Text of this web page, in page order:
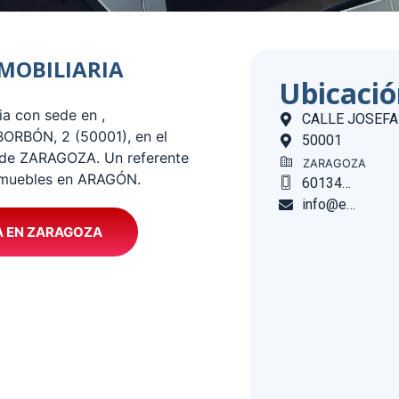
con sede en ,
2 (50001), en el
ZARAGOZA. Un referente
en ARAGÓN.
EN ZARAGOZA
CALLE
50001
ZARAGOZA
601346617
info@espaziozg.com